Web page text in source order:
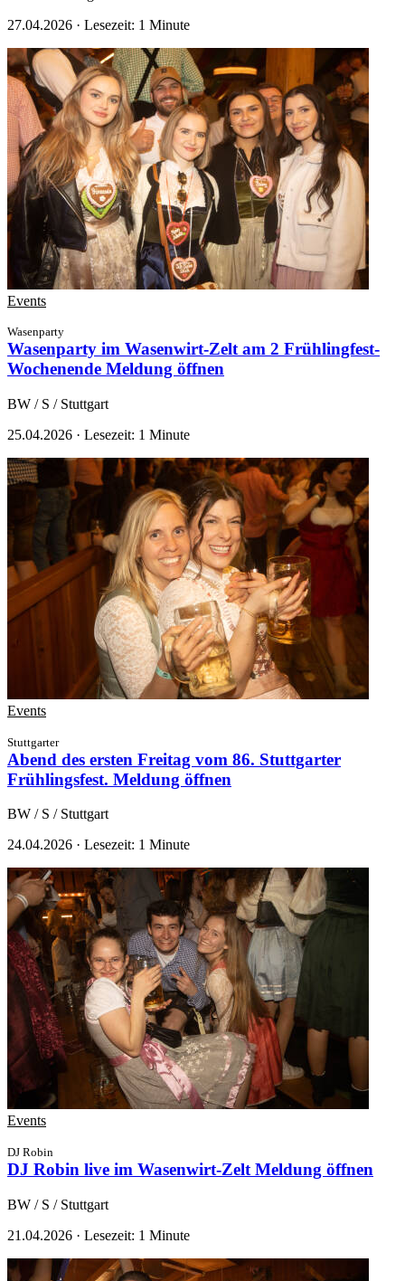
27.04.2026 · Lesezeit: 1 Minute
Events
Wasenparty
Wasenparty im Wasenwirt-Zelt am 2 Frühlingfest-
Wochenende Meldung öffnen
BW / S / Stuttgart
25.04.2026 · Lesezeit: 1 Minute
Events
Stuttgarter
Abend des ersten Freitag vom 86. Stuttgarter
Frühlingsfest. Meldung öffnen
BW / S / Stuttgart
24.04.2026 · Lesezeit: 1 Minute
Events
DJ Robin
DJ Robin live im Wasenwirt-Zelt Meldung öffnen
BW / S / Stuttgart
21.04.2026 · Lesezeit: 1 Minute